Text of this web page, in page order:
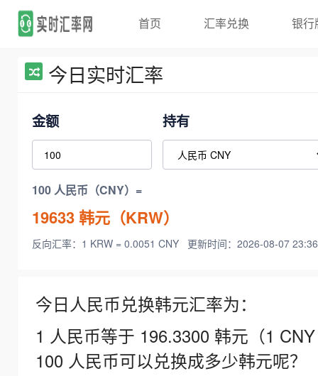
首页 汇率兑换 银行
今日实时汇率
金额 持有
100 人民币（CNY）=
19633韩元（KRW）
反向汇率：1 KRW = 0.0051 CNY 更新时间：2026-08-07
今日人民币兑换韩元汇率为：
1 人民币等于 196.3300 韩元（1
100 人民币可以兑换成多少韩元呢？